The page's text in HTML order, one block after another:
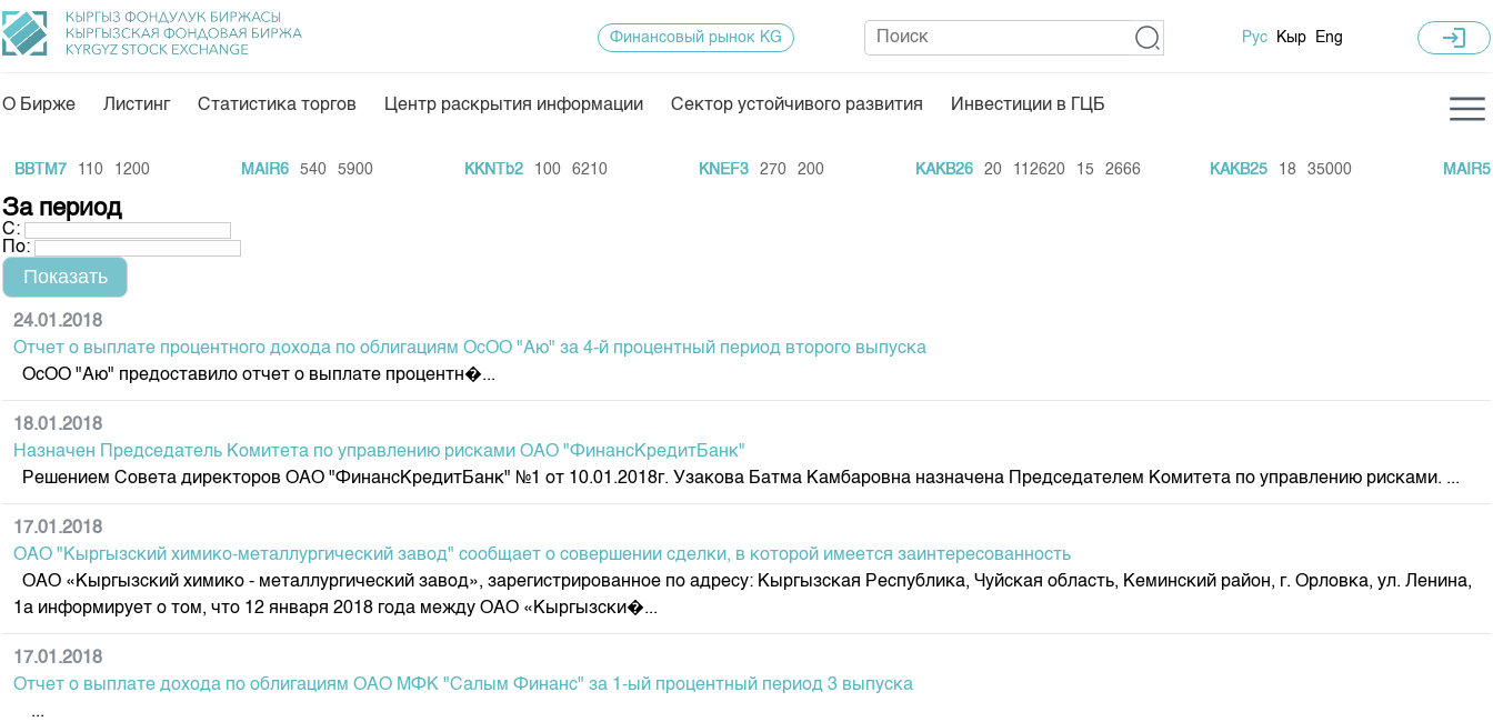
Общая информация
Акционеры
Руководство
Внутренний аудитор
Комитеты
Участники торгов
Наши партнеры
Cтратегия развития
Корпоративные документы
Контакты
Аналитика
Финансовый рынок KG
25 лет ЗАО КФБ
Котировки по драг. металлам
Финансовый рынок KG Рус Кыр Eng login
О Бирже Листинг Статистика торгов Центр раскрытия информации Сектор устойчивого развития Инвестиции в ГЦБ
110 1200 MAIR6 540 5900 KKNTb2 100 6210 KNEF3 270 200 KAKB26 20 112620 15 2666 KAKB25 18 35000 MAIR5
За период
С:
По:
24.01.2018
Отчет о выплате процентного дохода по облигациям ОсОО "Аю" за 4-й процентный период второго выпуска
ОсОО "Аю" предоставило отчет о выплате процентн�...
18.01.2018
Назначен Председатель Комитета по управлению рисками ОАО "ФинансКредитБанк"
Решением Совета директоров ОАО "ФинансКредитБанк" №1 от 10.01.2018г. Узакова Батма Камбаровна назначена Председателем Комитета по управлению рисками. ...
17.01.2018
ОАО "Кыргызский химико-металлургический завод" сообщает о совершении сделки, в которой имеется заинтересованность
ОАО «Кыргызский химико - металлургический завод», зарегистрированное по адресу: Кыргызская Республика, Чуйская область, Кеминский район, г. Орловка, ул. Ленина,
1а информирует о том, что 12 января 2018 года между ОАО «Кыргызски�...
17.01.2018
Отчет о выплате дохода по облигациям ОАО МФК "Салым Финанс" за 1-ый процентный период 3 выпуска
...